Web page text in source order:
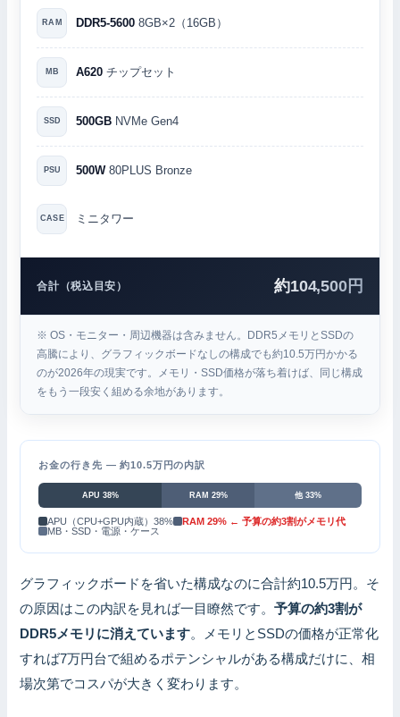
RAM DDR5-5600 8GB×2（16GB）
MB A620 チップセット
SSD 500GB NVMe Gen4
PSU 500W80PLUS Bronze
CASE ミニタワー
合計（税込目安） 約104,500円
※ OS・モニター・周辺機器は含みません。DDR5メモリとSSDの
高騰により、グラフィックボードなしの構成でも約10.5万円かかる
のが2026年の現実です。メモリ・SSD価格が落ち着けば、同じ構成
をもう一段安く組める余地があります。
お金の行き先 — 約10.5万円の内訳
APU 38% RAM 29% 他 33%
APU（CPU+GPU内蔵）38%
RAM 29% ← 予算の約3割がメモリ代
MB・SSD・電源・ケース
グラフィックボードを省いた構成なのに合計約10.5万円。そ
の原因はこの内訳を見れば一目瞭然です。予算の約3割が
DDR5メモリに消えています。メモリとSSDの価格が正常化
すれば7万円台で組めるポテンシャルがある構成だけに、相
場次第でコスパが大きく変わります。